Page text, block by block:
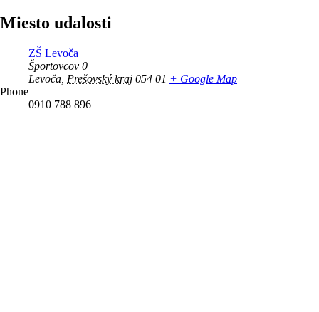
Miesto udalosti
ZŠ Levoča
Športovcov 0
Levoča Prešovský kraj 054 01 + Google Map
Phone
0910 788 896